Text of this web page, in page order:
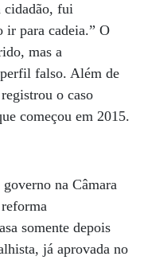
cidadão, fui
ir para cadeia.” O
mas a
falso. Além de
o caso
começou em 2015.
na Câmara
somente depois
já aprovada no